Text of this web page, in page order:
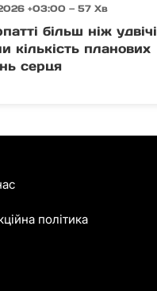
+03:00 — 57 Хв
більш ніж удвічі
кількість планових
серця
політика